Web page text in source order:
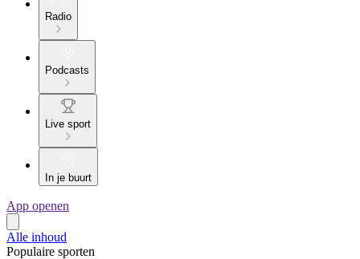
Radio
Podcasts
Live sport
In je buurt
App openen
Alle inhoud
Populaire sporten